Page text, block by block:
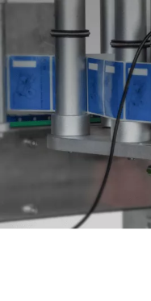
Aplicar a la industria
bebidas, de grasas y